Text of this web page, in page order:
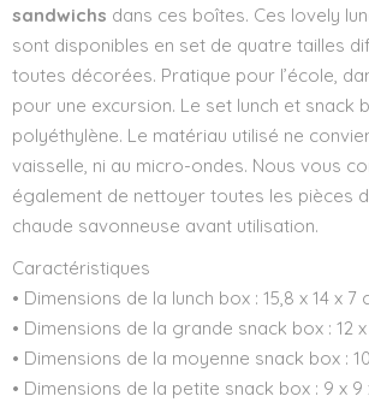
sandwichs dans ces boîtes. Ces lovely
sont disponibles en set de quatre tailles
toutes décorées. Pratique pour l’école,
pour une excursion. Le set lunch et snack
polyéthylène. Le matériau utilisé ne
vaisselle, ni au micro-ondes. Nous vous
également de nettoyer toutes les pièces
chaude savonneuse avant utilisation.
Caractéristiques
• Dimensions de la lunch box : 15,8 x 14 x 7
• Dimensions de la grande snack box : 12 x
• Dimensions de la moyenne snack box :
• Dimensions de la petite snack box : 9 x 9